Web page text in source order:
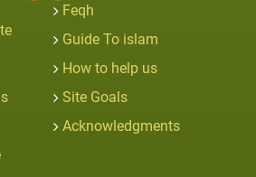
Feqh
Guide To islam
How to help us
Site Goals
Acknowledgments